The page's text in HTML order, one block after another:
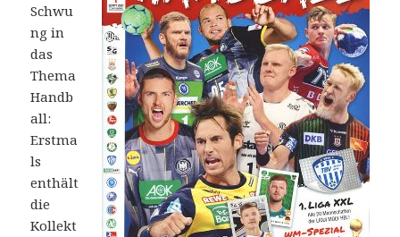
Schwu
ng in
das
Thema
Handb
all:
Erstma
ls
enthält
die
Kollekt